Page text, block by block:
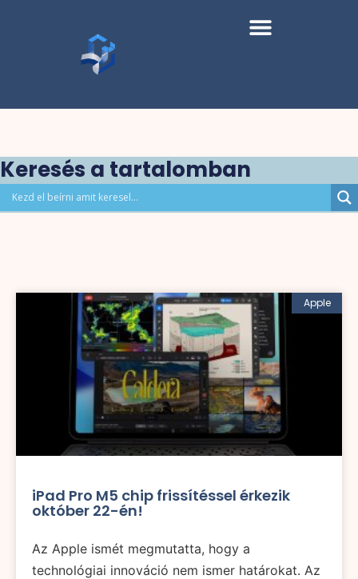
Keresés a tartalomban
Apple
iPad Pro M5 chip frissítéssel érkezik
október 22-én!
Az Apple ismét megmutatta, hogy a
technológiai innováció nem ismer határokat. Az